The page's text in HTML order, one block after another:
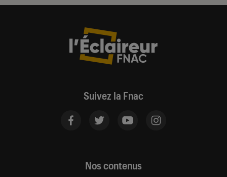
Suivez la Fnac
Nos contenus